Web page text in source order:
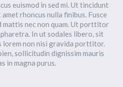
euismod in sed mi. Ut tincidunt
rhoncus nulla finibus. Fusce
mattis nec non quam. Ut porttitor
In ut sodales libero, sit
lorem non nisi gravida porttitor.
sollicitudin dignissim mauris
in magna purus.